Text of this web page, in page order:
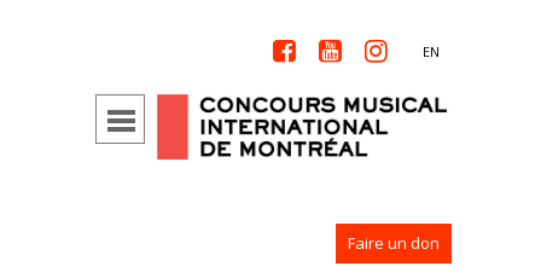
   EN
Faire un don